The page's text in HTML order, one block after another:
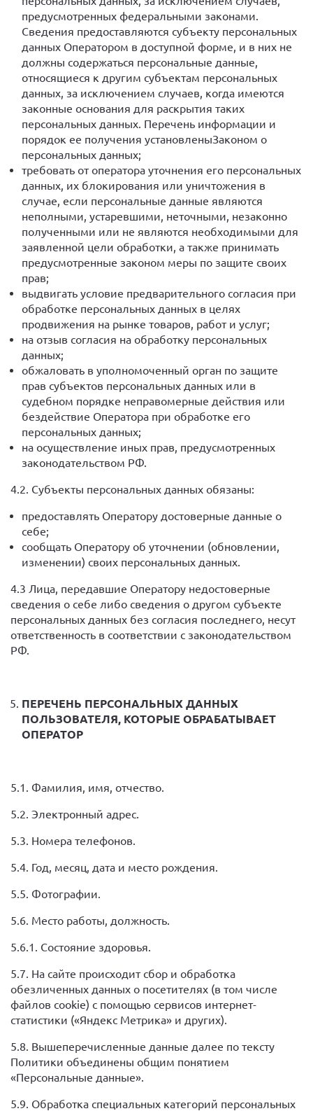
предусмотренных федеральными законами.
Сведения предоставляются субъекту персональных
данных Оператором в доступной форме, и в них не
должны содержаться персональные данные,
относящиеся к другим субъектам персональных
данных, за исключением случаев, когда имеются
законные основания для раскрытия таких
персональных данных. Перечень информации и
порядок ее получения установленыЗаконом о
персональных данных;
требовать от оператора уточнения его персональных
данных, их блокирования или уничтожения в
случае, если персональные данные являются
неполными, устаревшими, неточными, незаконно
полученными или не являются необходимыми для
заявленной цели обработки, а также принимать
предусмотренные законом меры по защите своих
прав;
выдвигать условие предварительного согласия при
обработке персональных данных в целях
продвижения на рынке товаров, работ и услуг;
на отзыв согласия на обработку персональных
данных;
обжаловать в уполномоченный орган по защите
прав субъектов персональных данных или в
судебном порядке неправомерные действия или
бездействие Оператора при обработке его
персональных данных;
на осуществление иных прав, предусмотренных
законодательством РФ.
4.2. Субъекты персональных данных обязаны:
предоставлять Оператору достоверные данные о
себе;
сообщать Оператору об уточнении (обновлении,
изменении) своих персональных данных.
4.3 Лица, передавшие Оператору недостоверные
сведения о себе либо сведения о другом субъекте
персональных данных без согласия последнего, несут
ответственность в соответствии с законодательством
РФ.
ПЕРЕЧЕНЬ ПЕРСОНАЛЬНЫХ ДАННЫХ
ПОЛЬЗОВАТЕЛЯ, КОТОРЫЕ ОБРАБАТЫВАЕТ
ОПЕРАТОР
5.1. Фамилия, имя, отчество.
5.2. Электронный адрес.
5.3. Номера телефонов.
5.4. Год, месяц, дата и место рождения.
5.5. Фотографии.
5.6. Место работы, должность.
5.6.1. Состояние здоровья.
5.7. На сайте происходит сбор и обработка
обезличенных данных о посетителях (в том числе
файлов cookie) с помощью сервисов интернет-
статистики («Яндекс Метрика» и других).
5.8. Вышеперечисленные данные далее по тексту
Политики объединены общим понятием
«Персональные данные».
5.9. Обработка специальных категорий персональных